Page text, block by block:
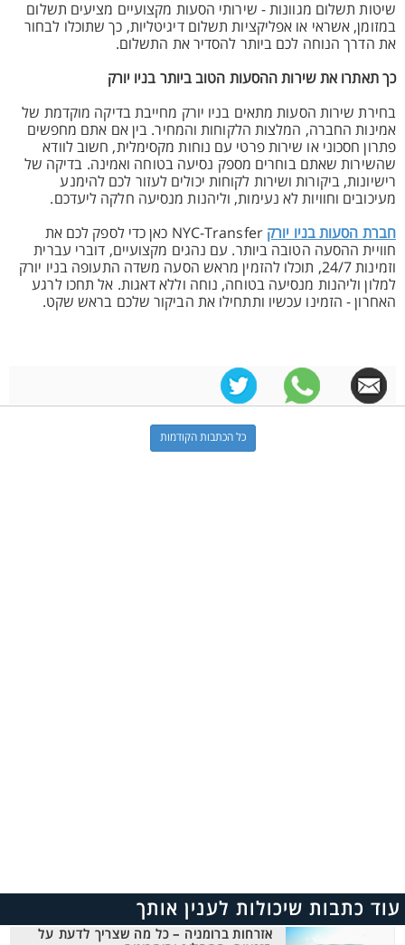
שיטות תשלום מגוונות - שירותי הסעות מקצועיים מציעים תשלום
במזומן, אשראי או אפליקציות תשלום דיגיטליות, כך שתוכלו לבחור
את הדרך הנוחה לכם ביותר להסדיר את התשלום.
כך תאתרו את שירות ההסעות הטוב ביותר בניו יורק
בחירת שירות הסעות מתאים בניו יורק מחייבת בדיקה מוקדמת של
אמינות החברה, המלצות הלקוחות והמחיר. בין אם אתם מחפשים
פתרון חסכוני או שירות פרטי עם נוחות מקסימלית, חשוב לוודא
שהשירות שאתם בוחרים מספק נסיעה בטוחה ואמינה. בדיקה של
רישיונות, ביקורות ושירות לקוחות יכולים לעזור לכם להימנע
מעיכובים וחוויות לא נעימות, וליהנות מנסיעה חלקה ליעדכם.
חברת הסעות בניו יורק
NYC-Transfer כאן כדי לספק לכם את
חוויית ההסעה הטובה ביותר. עם נהגים מקצועיים, דוברי עברית
וזמינות 24/7, תוכלו להזמין מראש הסעה משדה התעופה בניו יורק
למלון וליהנות מנסיעה בטוחה, נוחה וללא דאגות. אל תחכו לרגע
האחרון - הזמינו עכשיו ותתחילו את הביקור שלכם בראש שקט.
כל הכתבות הקודמות
עוד כתבות שיכולות לענין אותך
אזרחות ברומניה – כל מה שצריך לדעת על